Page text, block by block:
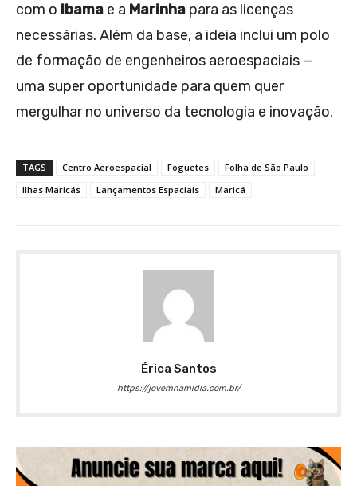
com o Ibama e a Marinha para as licenças
necessárias. Além da base, a ideia inclui um polo
de formação de engenheiros aeroespaciais —
uma super oportunidade para quem quer
mergulhar no universo da tecnologia e inovação.
TAGS Centro Aeroespacial Foguetes
Folha de São Paulo
Ilhas Maricás
Lançamentos Espaciais Maricá
Érica Santos
https://jovemnamidia.com.br/